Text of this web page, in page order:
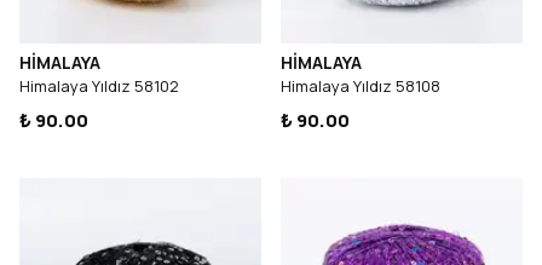
HİMALAYA
Himalaya Yıldız 58102
₺ 90.00
HİMALAYA
Himalaya Yıldız 58108
₺ 90.00